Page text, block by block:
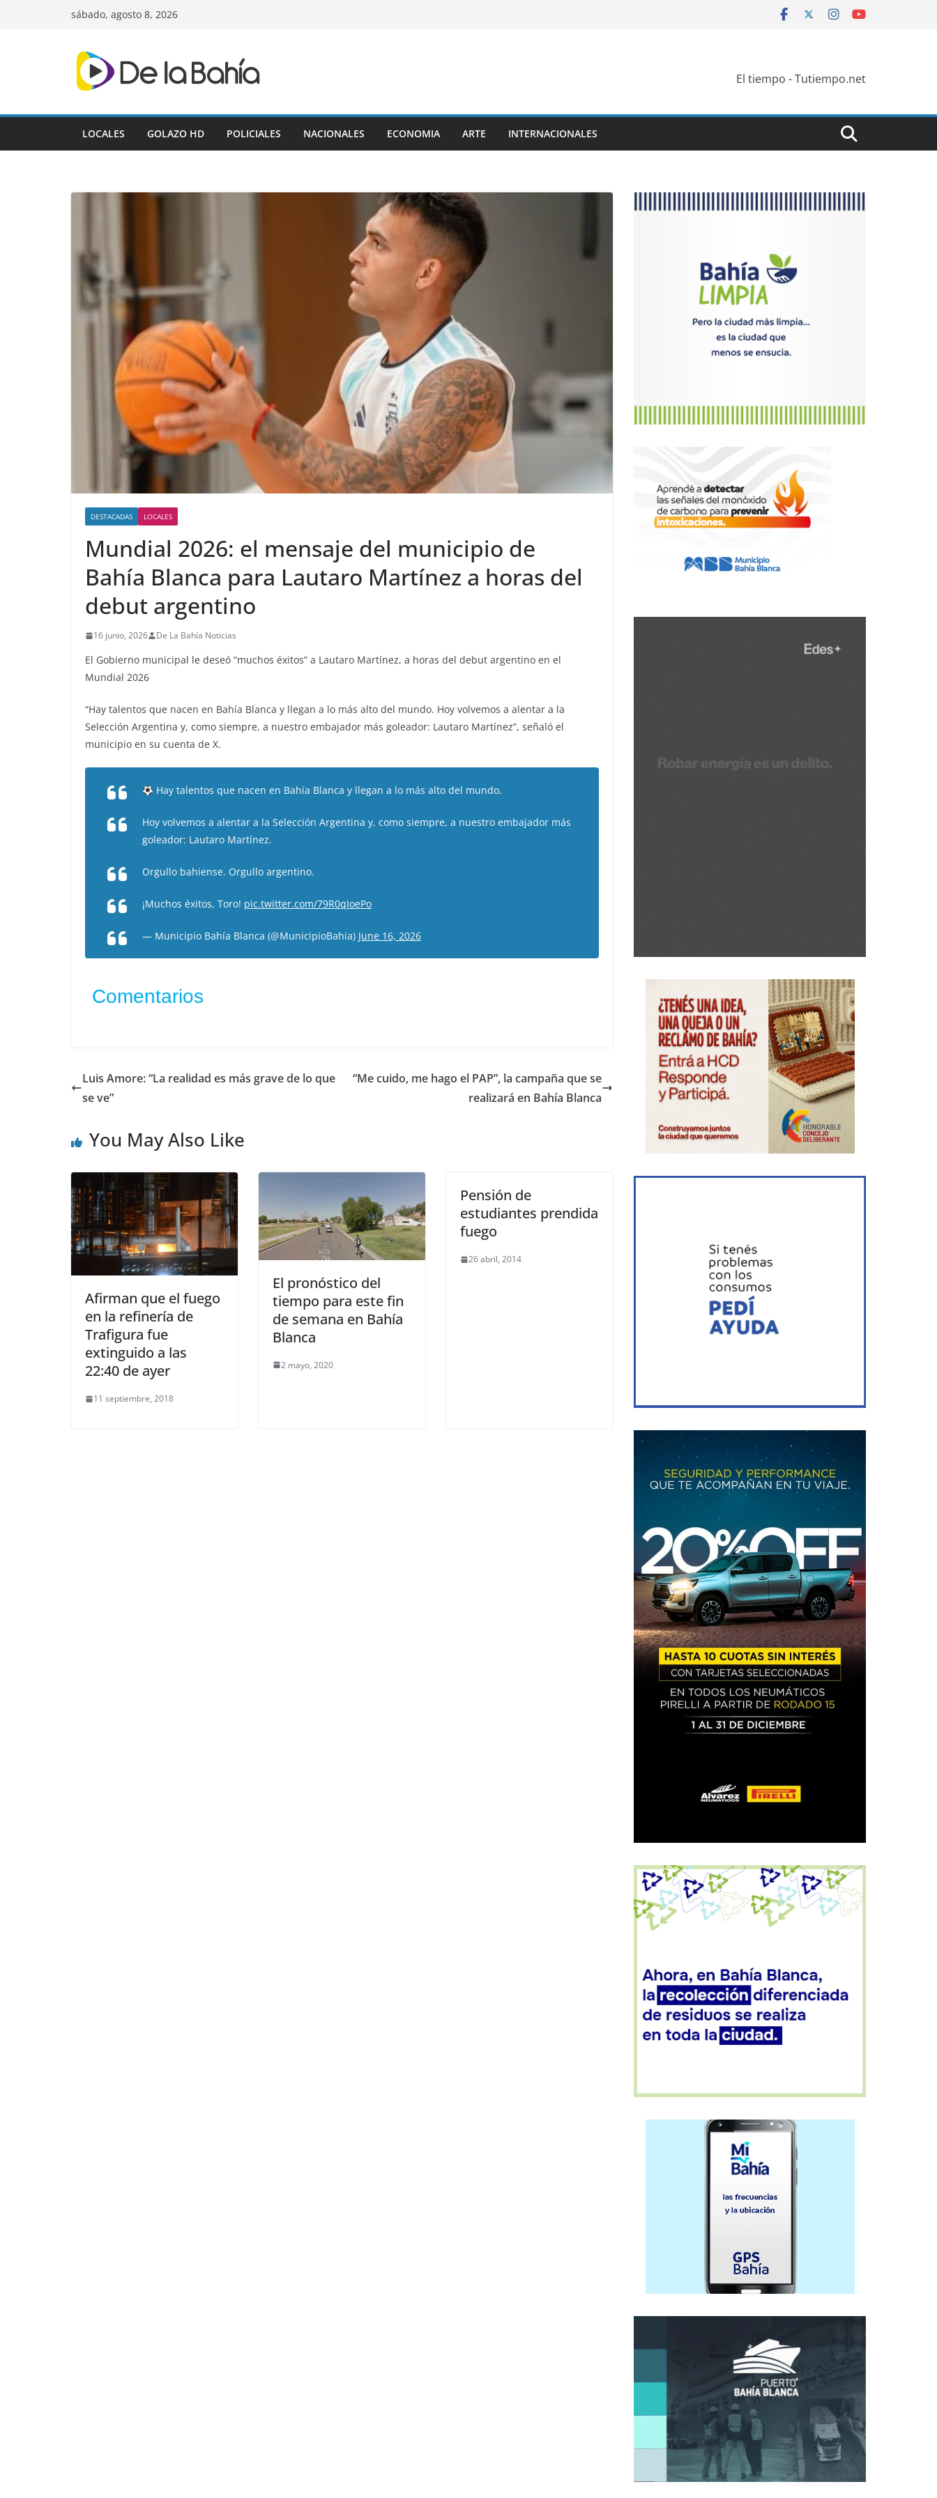
sábado, agosto 8, 2026
El tiempo - Tutiempo.net
LOCALES GOLAZO HD POLICIALES NACIONALES ECONOMIA ARTE INTERNACIONALES
DESTACADAS LOCALES
Mundial 2026: el mensaje del municipio de
Bahía Blanca para Lautaro Martínez a horas del
debut argentino
16 junio, 2026 De La Bahía Noticias
El Gobierno municipal le deseó “muchos éxitos” a Lautaro Martínez, a horas del debut argentino en el
Mundial 2026
“Hay talentos que nacen en Bahía Blanca y llegan a lo más alto del mundo. Hoy volvemos a alentar a la
Selección Argentina y, como siempre, a nuestro embajador más goleador: Lautaro Martínez”, señaló el
municipio en su cuenta de X.
Hay talentos que nacen en Bahía Blanca y llegan a lo más alto del mundo.
Hoy volvemos a alentar a la Selección Argentina y, como siempre, a nuestro embajador más
goleador: Lautaro Martínez.
Orgullo bahiense. Orgullo argentino.
¡Muchos éxitos, Toro! pic.twitter.com/79R0qIoePo
— Municipio Bahía Blanca (@MunicipioBahia) June 16, 2026
Comentarios
Luis Amore: “La realidad es más grave de lo que
se ve”
“Me cuido, me hago el PAP”, la campaña que se
realizará en Bahía Blanca
You May Also Like
Afirman que el fuego
en la refinería de
Trafigura fue
extinguido a las
22:40 de ayer
11 septiembre, 2018
El pronóstico del
tiempo para este fin
de semana en Bahía
Blanca
2 mayo, 2020
Pensión de
estudiantes prendida
fuego
26 abril, 2014